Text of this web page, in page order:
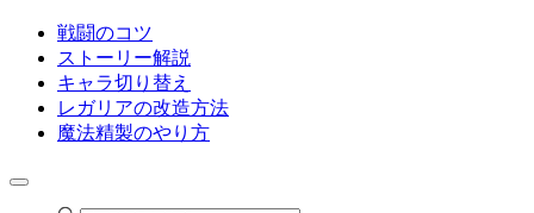
戦闘のコツ
ストーリー解説
キャラ切り替え
レガリアの改造方法
魔法精製のやり方